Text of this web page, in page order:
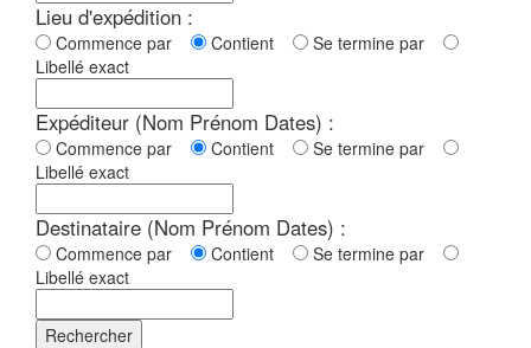
Lieu d'expédition :
Commence par Contient
Se termine par
Libellé exact
Expéditeur (Nom Prénom Dates) :
Commence par Contient
Se termine par
Libellé exact
Destinataire (Nom Prénom Dates) :
Commence par Contient
Se termine par
Libellé exact
Rechercher